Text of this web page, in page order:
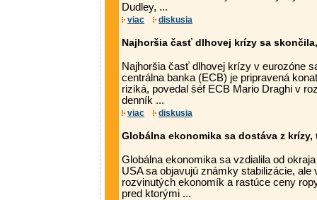
Dudley, ...
viac diskusia
Najhoršia časť dlhovej krízy sa
Najhoršia časť dlhovej krízy v eurozóne
centrálna banka (ECB) je pripravená
riziká, povedal šéf ECB Mario Draghi v
denník ...
viac diskusia
Globálna ekonomika sa dostáva z krízy,
Globálna ekonomika sa vzdialila od
USA sa objavujú známky stabilizácie,
rozvinutých ekonomík a rastúce ceny
pred ktorými ...